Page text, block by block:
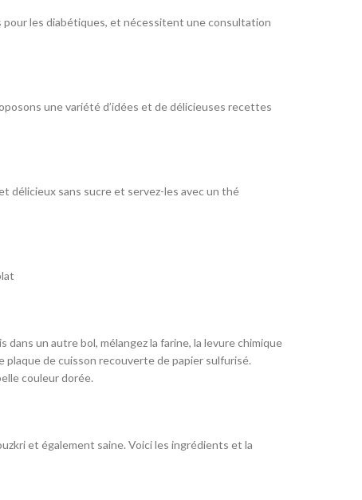
les diabétiques, et nécessitent une consultation
une variété d’idées et de délicieuses recettes
délicieux sans sucre et servez-les avec un thé
un autre bol, mélangez la farine, la levure chimique
de cuisson recouverte de papier sulfurisé.
couleur dorée.
et également saine. Voici les ingrédients et la